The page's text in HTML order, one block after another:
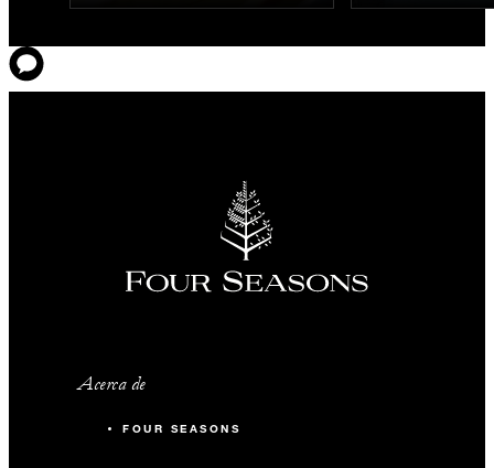
Acerca de
FOUR SEASONS